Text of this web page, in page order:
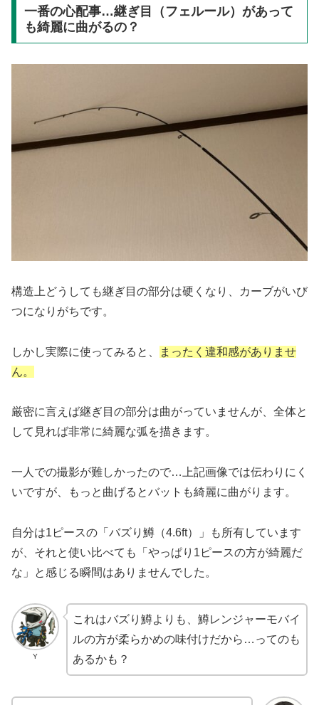
一番の心配事…継ぎ目（フェルール）があって
も綺麗に曲がるの？
構造上どうしても継ぎ目の部分は硬くなり、カーブがいび
つになりがちです。
しかし実際に使ってみると、
まったく違和感がありませ
ん。
厳密に言えば継ぎ目の部分は曲がっていませんが、全体と
して見れば非常に綺麗な弧を描きます。
一人での撮影が難しかったので…上記画像では伝わりにく
いですが、もっと曲げるとバットも綺麗に曲がります。
自分は1ピースの「バズり鱒（4.6ft）」も所有しています
が、それと使い比べても「やっぱり1ピースの方が綺麗だ
な」と感じる瞬間はありませんでした。
Y
これはバズり鱒よりも、鱒レンジャーモバイ
ルの方が柔らかめの味付けだから…ってのも
あるかも？